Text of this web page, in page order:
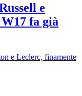
e
fa già
e Leclerc, finamente